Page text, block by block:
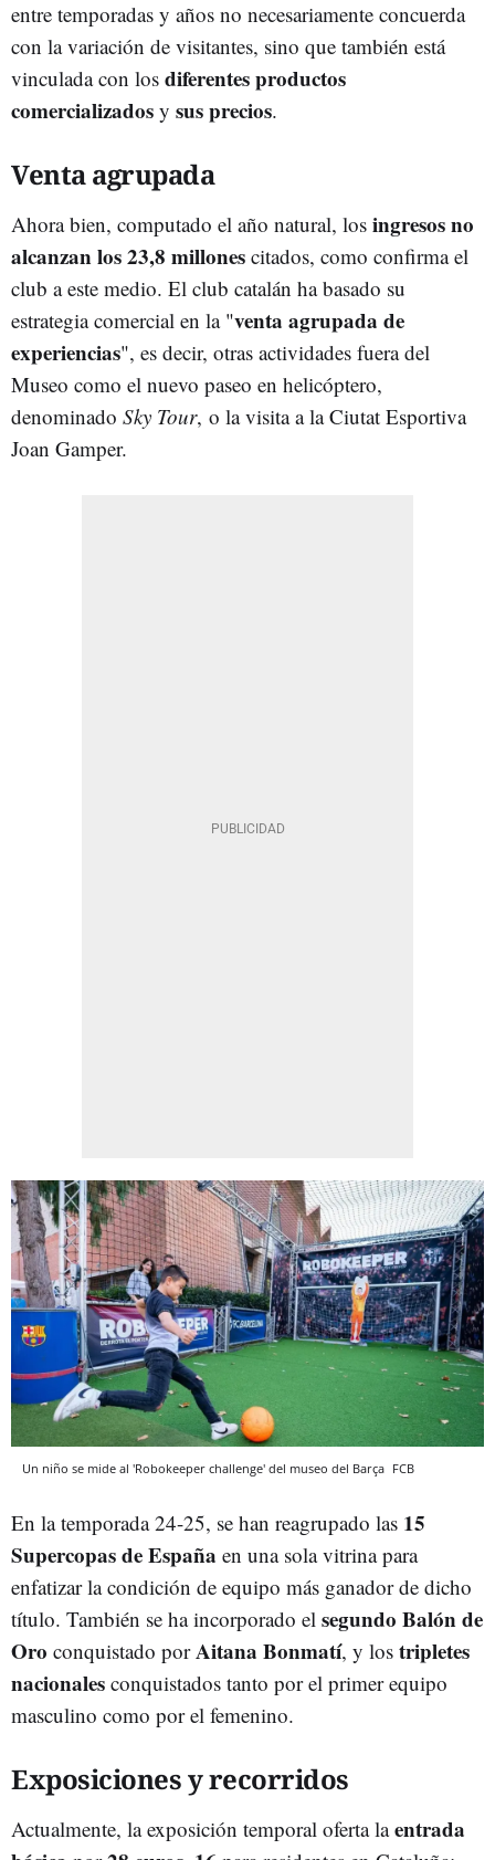
entre temporadas y años no necesariamente concuerda
con la variación de visitantes, sino que también está
vinculada con los diferentes productos
comercializados y sus precios.
Venta agrupada
Ahora bien, computado el año natural, los ingresos no
alcanzan los 23,8 millones citados, como confirma el
club a este medio. El club catalán ha basado su
estrategia comercial en la "venta agrupada de
experiencias", es decir, otras actividades fuera del
Museo como el nuevo paseo en helicóptero,
denominado Sky Tour, o la visita a la Ciutat Esportiva
Joan Gamper.
Un niño se mide al 'Robokeeper challenge' del museo del Barça FCB
En la temporada 24-25, se han reagrupado las 15
Supercopas de España en una sola vitrina para
enfatizar la condición de equipo más ganador de dicho
título. También se ha incorporado el segundo Balón de
Oro conquistado porAitana Bonmatí, y los tripletes
nacionales conquistados tanto por el primer equipo
masculino como por el femenino.
Exposiciones y recorridos
Actualmente, la exposición temporal oferta laentrada